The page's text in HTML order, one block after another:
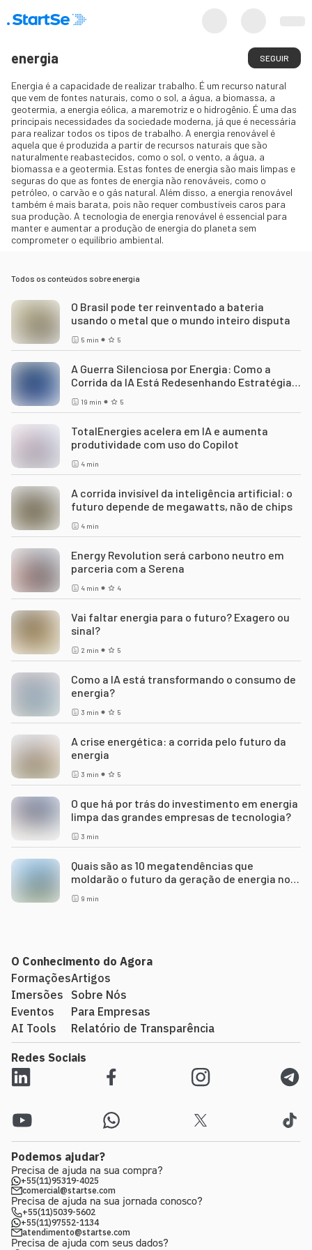
energia SEGUIR
Energia é a capacidade de realizar trabalho. É um recurso natural
que vem de fontes naturais, como o sol, a água, a biomassa, a
geotermia, a energia eólica, a maremotriz e o hidrogênio. É uma das
principais necessidades da sociedade moderna, já que é necessária
para realizar todos os tipos de trabalho. A energia renovável é
aquela que é produzida a partir de recursos naturais que são
naturalmente reabastecidos, como o sol, o vento, a água, a
biomassa e a geotermia. Estas fontes de energia são mais limpas e
seguras do que as fontes de energia não renováveis, como o
petróleo, o carvão e o gás natural. Além disso, a energia renovável
também é mais barata, pois não requer combustíveis caros para
sua produção. A tecnologia de energia renovável é essencial para
manter e aumentar a produção de energia do planeta sem
comprometer o equilíbrio ambiental.
Todos os conteúdos sobreenergia
O Brasil pode ter reinventado a bateria
usando o metal que o mundo inteiro disputa
5 min 5
A Guerra Silenciosa por Energia: Como a
Corrida da IA Está Redesenhando Estratégias
Nacionais
19 min 5
TotalEnergies acelera em IA e aumenta
produtividade com uso do Copilot
4 min
A corrida invisível da inteligência artificial: o
futuro depende de megawatts, não de chips
4 min
Energy Revolution será carbono neutro em
parceria com a Serena
4 min 4
Vai faltar energia para o futuro? Exagero ou
sinal?
2 min 5
Como a IA está transformando o consumo de
energia?
3 min 5
A crise energética: a corrida pelo futuro da
energia
3 min 5
O que há por trás do investimento em energia
limpa das grandes empresas de tecnologia?
3 min
Quais são as 10 megatendências que
moldarão o futuro da geração de energia nos
próximos anos
9 min
O Conhecimento do Agora
Formações
Imersões
Eventos
AI Tools
Artigos
Sobre Nós
Para Empresas
Relatório de Transparência
Redes Sociais
Podemos ajudar?
Precisa de ajuda na sua compra?
+55(11)95319-4025
comercial@startse.com
Precisa de ajuda na sua jornada conosco?
+55(11)5039-5602
+55(11)97552-1134
atendimento@startse.com
Precisa de ajuda com seus dados?